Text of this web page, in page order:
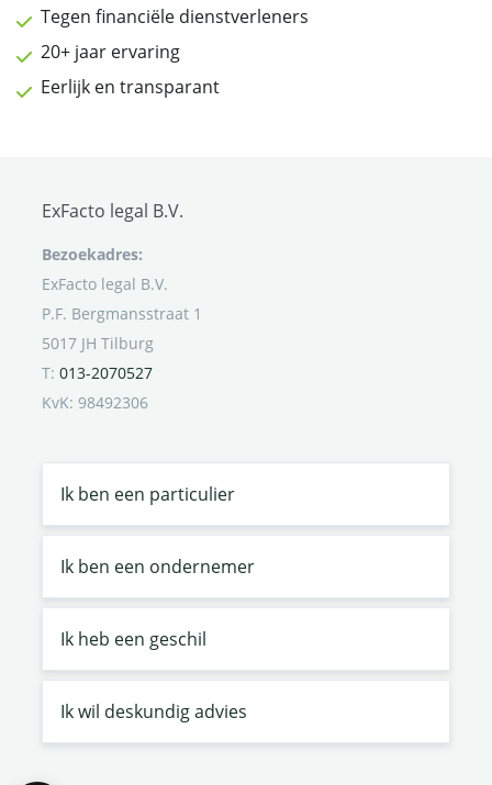
Tegen financiële dienstverleners
20+ jaar ervaring
Eerlijk en transparant
ExFacto legal B.V.
Bezoekadres:
ExFacto legal B.V.
P.F. Bergmansstraat 1
5017 JH Tilburg
T: 013-2070527
KvK: 98492306
Ik ben een particulier
Ik ben een ondernemer
Ik heb een geschil
Ik wil deskundig advies